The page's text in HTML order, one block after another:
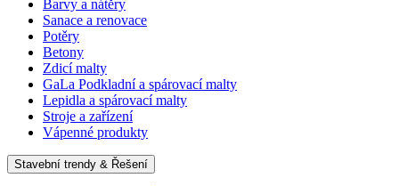
Barvy a nátěry
Sanace a renovace
Potěry
Betony
Zdicí malty
GaLa Podkladní a spárovací malty
Lepidla a spárovací malty
Stroje a zařízení
Vápenné produkty
Stavební trendy & Řešení